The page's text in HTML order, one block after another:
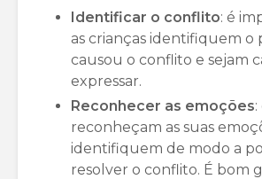
Identificar o conflito: é
as crianças identifiquem o
causou o conflito e sejam
expressar.
Reconhecer as emoções
reconheçam as suas
identifiquem de modo a
resolver o conflito. É bom